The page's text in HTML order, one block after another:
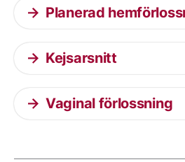
Planerad
Kejsarsnitt
Vaginal förlossning